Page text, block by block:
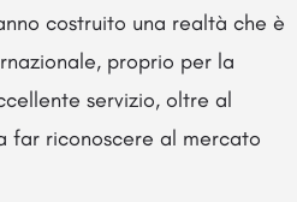
costruito una realtà che è
proprio per la
servizio, oltre al
far riconoscere al mercato